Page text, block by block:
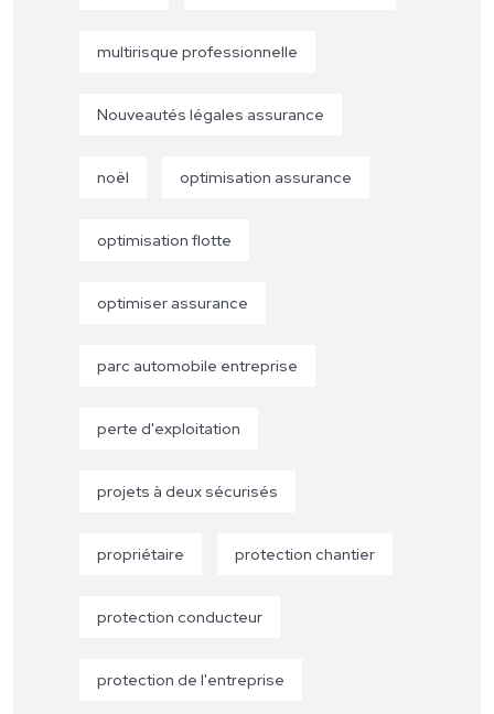
multirisque professionnelle
Nouveautés légales assurance
noël optimisation assurance
optimisation flotte
optimiser assurance
parc automobile entreprise
perte d'exploitation
projets à deux sécurisés
propriétaire protection chantier
protection conducteur
protection de l'entreprise